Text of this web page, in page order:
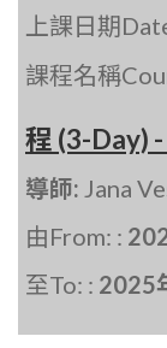
上課日期
課程名稱
程 (3-Day)
導師: Jana
由From: :
至To: : 2025